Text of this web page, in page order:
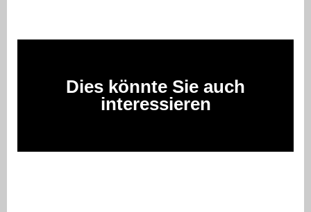
Dies könnte Sie auch
interessieren